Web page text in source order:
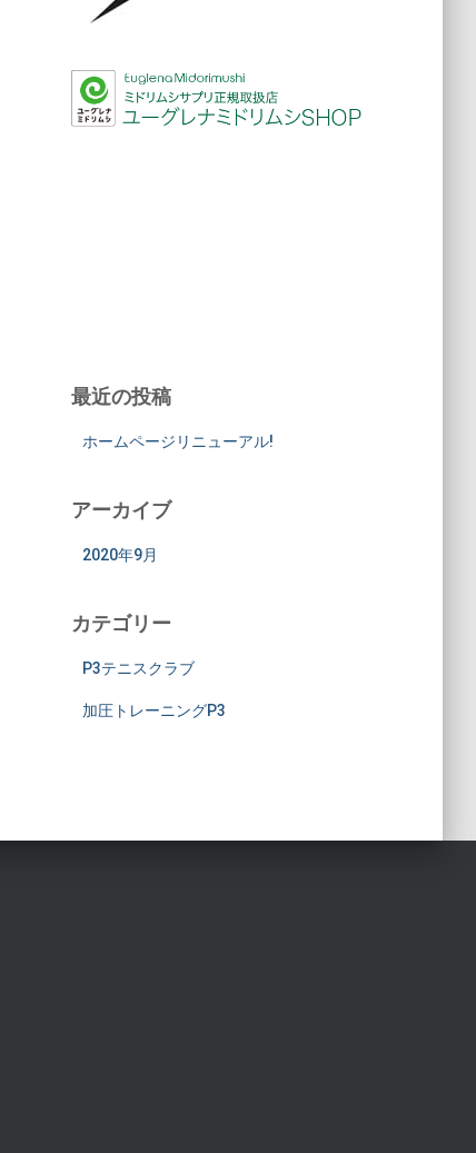
最近の投稿
ホームページリニューアル!
アーカイブ
2020年9月
カテゴリー
P3テニスクラブ
加圧トレーニングP3